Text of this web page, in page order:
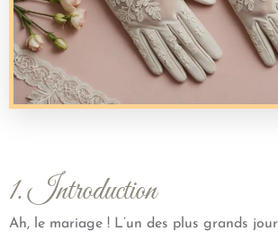
1. Introduction
Ah, le mariage ! L’un des plus grands